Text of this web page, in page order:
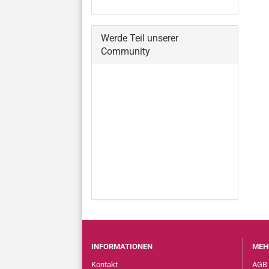
Werde Teil unserer
Community
INFORMATIONEN
Kontakt
AGB